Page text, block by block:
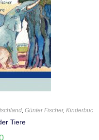
,Günter Fischer,Kinderbuch
Tiere